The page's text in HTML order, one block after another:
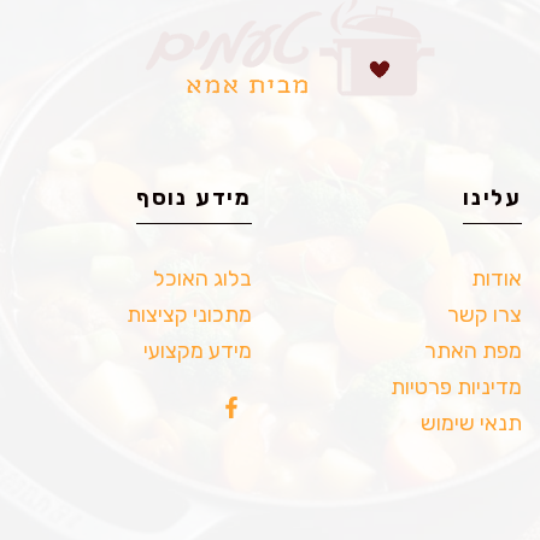
עלינו
אודות
צרו קשר
מפת האתר
מדיניות פרטיות
תנאי שימוש
מידע נוסף
בלוג האוכל
מתכוני קציצות
מידע מקצועי